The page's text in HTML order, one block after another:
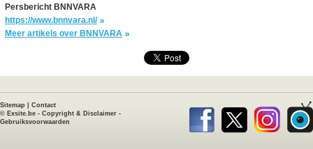
Persbericht BNNVARA
https://www.bnnvara.nl/
Meer artikels over BNNVARA
Sitemap
Contact
© Exsite.be - Copyright & Disclaimer -
Gebruiksvoorwaarden